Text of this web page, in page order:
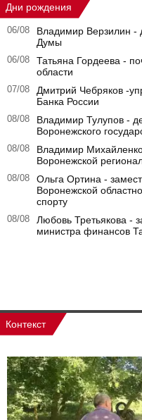
Дни рождения
06/08
Владимир Верзилин -
Думы
06/08
Татьяна Гордеева -
области
07/08
Дмитрий Чебряков -
Банка России
08/08
Владимир Тулупов -
Воронежского
08/08
Владимир
Воронежской
08/08
Ольга Ортина -
Воронежской
спорту
08/08
Любовь Третьякова -
министра финансов
Контекст